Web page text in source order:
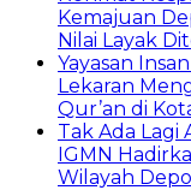
Kemajuan
Nilai Layak
Yayasan
Lekaran
Qur’an di
Tak Ada Lagi
IGMN
Wilayah